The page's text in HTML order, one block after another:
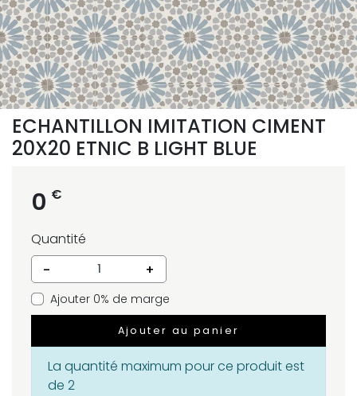
ECHANTILLON IMITATION CIMENT
20X20 ETNIC B LIGHT BLUE
0 €
Quantité
-
+
Ajouter 0% de marge
Ajouter au panier
La quantité maximum pour ce produit est
de 2